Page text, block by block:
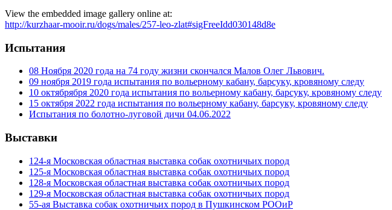
View the embedded image gallery online at:
http://kurzhaar-mooir.ru/dogs/males/257-leo-zlat#sigFreeIdd030148d8e
Испытания
08 Ноября 2020 года на 74 году жизни скончался Малов Олег Львович.
09 ноября 2019 года испытания по вольерному кабану, барсуку, кровяному следу
10 октябрября 2020 года испытания по вольерному кабану, барсуку, кровяному следу
15 октября 2022 года испытания по вольерному кабану, барсуку, кровяному следу
Испытания по болотно-луговой дичи 04.06.2022
Выставки
124-я Московская областная выставка собак охотничьих пород
125-я Московская областная выставка собак охотничьих пород
128-я Московская областная выставка собак охотничьих пород
129-я Московская областная выставка собак охотничьих пород
55-ая Выставка собак охотничьих пород в Пушкинском РООиР